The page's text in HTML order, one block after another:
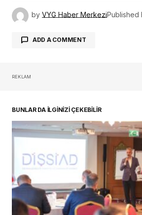
by VYG Haber MerkeziPublished
ADD A COMMENT
REKLAM
BUNLAR DA İLGİNİZİ ÇEKEBİLİR